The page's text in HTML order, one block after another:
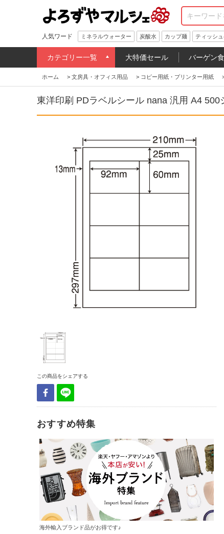
人気ワード ミネラルウォーター 炭酸水 カップ麺 ティッシ
カテゴリー一覧 大特価セール バーゲン
ホーム > 文房具・オフィス用品 > コピー用紙・プリンター用紙
東洋印刷 PDラベルシール nana 汎用 A4 500
この商品をシェアする
おすすめ特集
海外輸入ブランド品がお得です♪